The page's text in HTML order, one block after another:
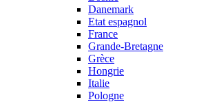
Danemark
Etat espagnol
France
Grande-Bretagne
Grèce
Hongrie
Italie
Pologne